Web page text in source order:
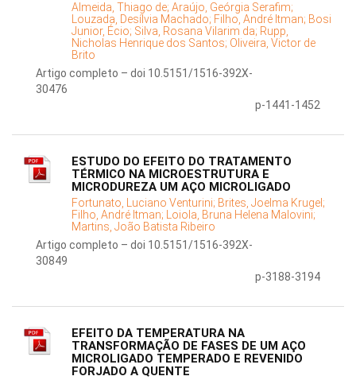
Almeida, Thiago de; Araújo, Geórgia Serafim;
Louzada, Desílvia Machado; Filho, André Itman; Bosi
Junior, Écio; Silva, Rosana Vilarim da; Rupp,
Nicholas Henrique dos Santos; Oliveira, Victor de
Brito
Artigo completo – doi 10.5151/1516-392X-
30476
p-1441-1452
ESTUDO DO EFEITO DO TRATAMENTO
TÉRMICO NA MICROESTRUTURA E
MICRODUREZA UM AÇO MICROLIGADO
Fortunato, Luciano Venturini; Brites, Joelma Krugel;
Filho, André Itman; Loiola, Bruna Helena Malovini;
Martins, João Batista Ribeiro
Artigo completo – doi 10.5151/1516-392X-
30849
p-3188-3194
EFEITO DA TEMPERATURA NA
TRANSFORMAÇÃO DE FASES DE UM AÇO
MICROLIGADO TEMPERADO E REVENIDO
FORJADO A QUENTE